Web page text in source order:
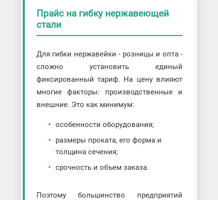
Прайс на гибку нержавеющей
стали
Для гибки нержавейки - розницы и опта -
сложно установить единый
фиксированный тариф. На цену влияют
многие факторы: производственные и
внешние. Это как минимум:
особенности оборудования;
размеры проката, его форма и
толщина сечения;
срочность и объем заказа.
Поэтому большинство предприятий